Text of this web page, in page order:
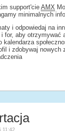
support'cieAMX
minimalnych
i odpowiedaj na
for, aby otrzymywać
kalendarza
i zdobywaj nowych
11:42